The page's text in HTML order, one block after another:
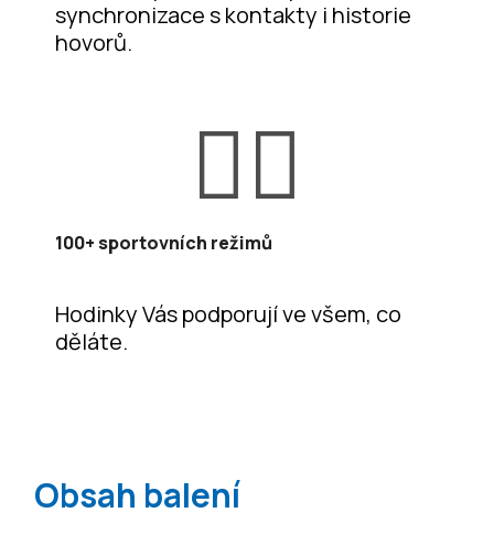
synchronizace s kontakty i historie
hovorů.
🏃‍♀️
100+ sportovních režimů
Hodinky Vás podporují ve všem, co
děláte.
Obsah balení